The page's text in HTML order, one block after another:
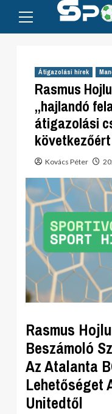
content
Menu
Átigazolási hírek
Rasmus
„hajlandó
átigazolási
Kovács Péter
Rasmus
Beszámoló
Az Atalanta
Lehetőséget
Unitedtől